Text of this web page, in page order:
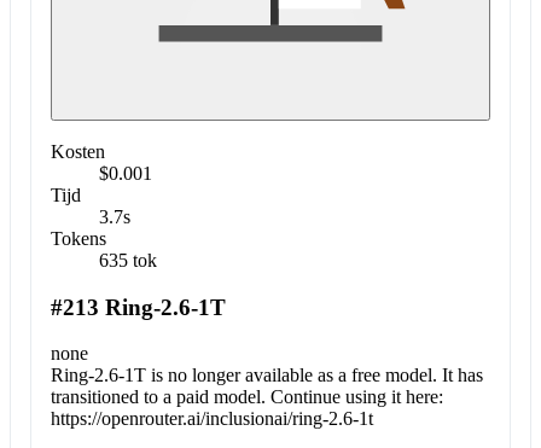
Kosten
$0.001
Tijd
3.7s
Tokens
635 tok
#213 Ring-2.6-1T
none
Ring-2.6-1T is no longer available as a free model. It has
transitioned to a paid model. Continue using it here:
https://openrouter.ai/inclusionai/ring-2.6-1t